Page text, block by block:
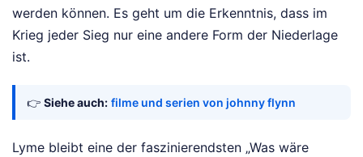
werden können. Es geht um die Erkenntnis, dass im
Krieg jeder Sieg nur eine andere Form der Niederlage
ist.
👉 Siehe auch: filme und serien von johnny flynn
Lyme bleibt eine der faszinierendsten „Was wäre